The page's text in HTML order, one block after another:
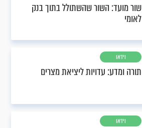
שור מועד: השור שהשתולל בתוך בנק
לאומי
וידאו
תורה ומדע: עדויות ליציאת מצרים
וידאו